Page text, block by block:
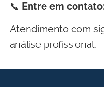
📞 Entre em
Atendimento com
análise profissional.